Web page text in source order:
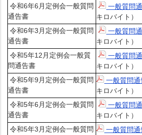
令和6年6月定例会一般質問
通告書
一般質問
キロバイト）
令和6年3月定例会一般質問
通告書
一般質問
キロバイト）
令和5年12月定例会一般質
問通告書
一般質問
キロバイト）
令和5年9月定例会一般質問
通告書
一般質問
キロバイト）
令和5年6月定例会一般質問
通告書
一般質問
キロバイト）
令和5年3月定例会一般質問
一般質問